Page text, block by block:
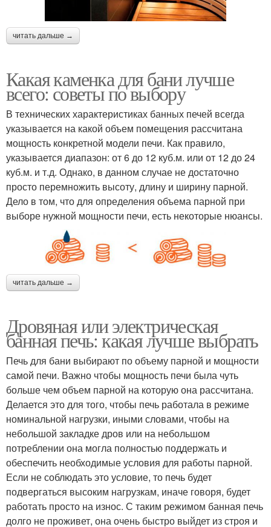
читать дальше →
Какая каменка для бани лучше
всего: советы по выбору
В технических характеристиках банных печей всегда
указывается на какой объем помещения рассчитана
мощность конкретной модели печи. Как правило,
указывается диапазон: от 6 до 12 куб.м. или от 12 до 24
куб.м. и т.д. Однако, в данном случае не достаточно
просто перемножить высоту, длину и ширину парной.
Дело в том, что для определения объема парной при
выборе нужной мощности печи, есть некоторые нюансы.
читать дальше →
Дровяная или электрическая
банная печь: какая лучше выбрать
Печь для бани выбирают по объему парной и мощности
самой печи. Важно чтобы мощность печи была чуть
больше чем объем парной на которую она рассчитана.
Делается это для того, чтобы печь работала в режиме
номинальной нагрузки, иными словами, чтобы на
небольшой закладке дров или на небольшом
потреблении она могла полностью поддержать и
обеспечить необходимые условия для работы парной.
Если не соблюдать это условие, то печь будет
подвергаться высоким нагрузкам, иначе говоря, будет
работать просто на износ. С таким режимом банная печь
долго не проживет, она очень быстро выйдет из строя и